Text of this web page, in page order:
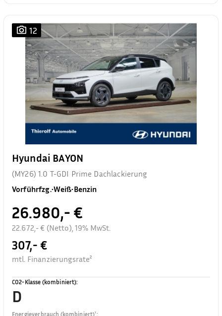
12
Hyundai BAYON
(MY26) 1.0 T-GDI Prime Dachlackierung
Vorführfzg.•Weiß•Benzin
26.980,- €
22.672,- € (Netto), 19% MwSt.
307,- €
mtl. Finanzierungsrate²
CO2-Klasse (kombiniert):
D
Energieverbrauch (kombiniert)¹: